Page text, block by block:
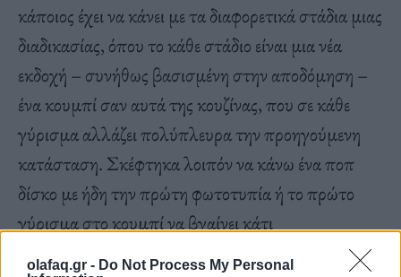
olafaq.gr - Do Not Process My Personal
κάποιος έχει να κάνει με τα διαφορετικά στάδια μιας
διαδικασίας, όπου το κάθε στάδιο είναι μια νέα
εκδοχή – συνήθως βασισμένη στην αποδόμηση –
ένα κουμπί σαν αυτά της κουζίνας, που σε κάθε
γύρισμα αλλάζει πολύπλευρα την προηγούμενη
κατάσταση. Σκέφτηκα λοιπόν να κάνω ένα ποπ
δίσκο με ήδη την πρώτη φωτοτυπία ή το πρώτο
γύρισμα στο κουμπί να βγαίνει κάτι